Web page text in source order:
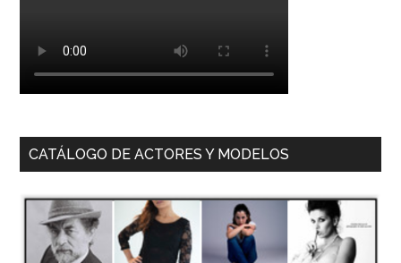
CATÁLOGO DE ACTORES Y MODELOS